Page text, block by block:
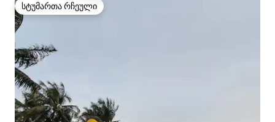
სტუმართა რჩეული
სტუმართა რჩეული